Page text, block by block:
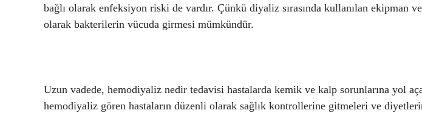
bağlı olarak enfeksiyon riski de vardır. Çünkü diyaliz sırasında kullanılan ekipman
olarak bakterilerin vücuda girmesi mümkündür.
Uzun vadede, hemodiyaliz nedir tedavisi hastalarda kemik ve kalp sorunlarına yol
hemodiyaliz gören hastaların düzenli olarak sağlık kontrollerine gitmeleri ve